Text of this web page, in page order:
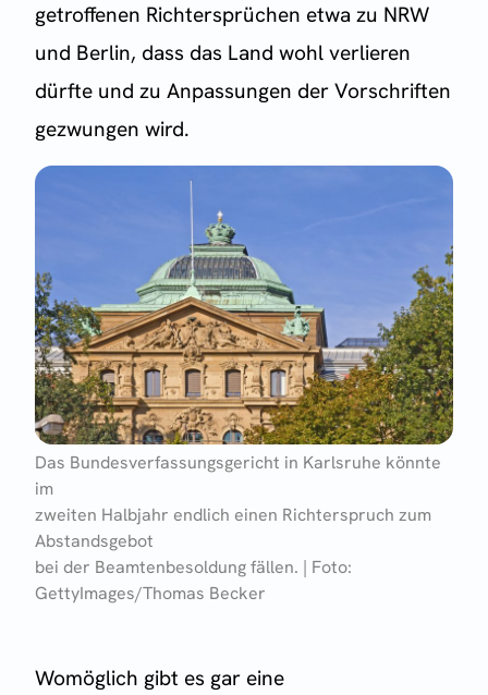
getroffenen Richtersprüchen etwa zu NRW
und Berlin, dass das Land wohl verlieren
dürfte und zu Anpassungen der Vorschriften
gezwungen wird.
Das Bundesverfassungsgericht in Karlsruhe könnte
im
zweiten Halbjahr endlich einen Richterspruch zum
Abstandsgebot
bei der Beamtenbesoldung fällen. | Foto:
GettyImages/Thomas Becker
Womöglich gibt es gar eine